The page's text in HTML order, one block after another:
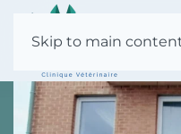
Skip to main